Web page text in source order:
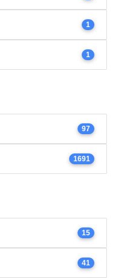
1
1
97
1691
15
41